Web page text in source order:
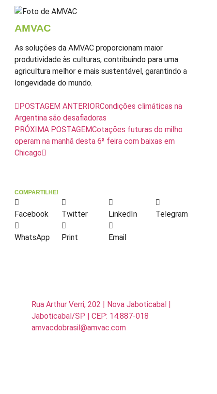
AMVAC
As soluções da AMVAC proporcionam maior
produtividade às culturas, contribuindo para uma
agricultura melhor e mais sustentável, garantindo a
longevidade do mundo.
POSTAGEM ANTERIORCondições climáticas na
Argentina são desafiadoras
PRÓXIMA POSTAGEMCotações futuras do milho
operam na manhã desta 6ª feira com baixas em
Chicago
COMPARTILHE!
Facebook Twitter LinkedIn Telegram
WhatsApp Print Email
Rua Arthur Verri, 202 | Nova Jaboticabal |
Jaboticabal/SP | CEP: 14.887-018
amvacdobrasil@amvac.com